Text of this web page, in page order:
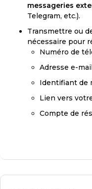
messageries
Telegram, etc.).
Transmettre ou
nécessaire pour
Numéro de
Adresse e-
Identifiant de
Lien vers
Compte de